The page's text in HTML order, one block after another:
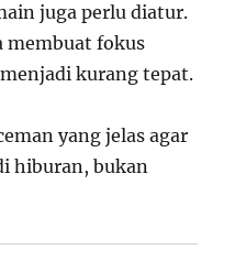
juga perlu diatur.
membuat fokus
kurang tepat.
yang jelas agar
hiburan, bukan